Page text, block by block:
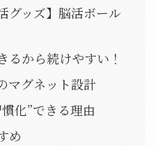
グッズ】脳活ボール
から続けやすい！
マグネット設計
化”できる理由
め